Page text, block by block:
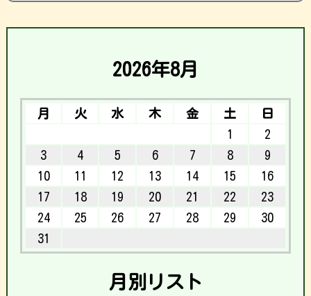
2026年8月
月 火 水 木 金 土
日
1
2
3
4 5 6 7 8
9
10
11 12 13 14 15
16
17
18 19 20 21 22
23
24
25 26 27 28 29
30
31
月別リスト